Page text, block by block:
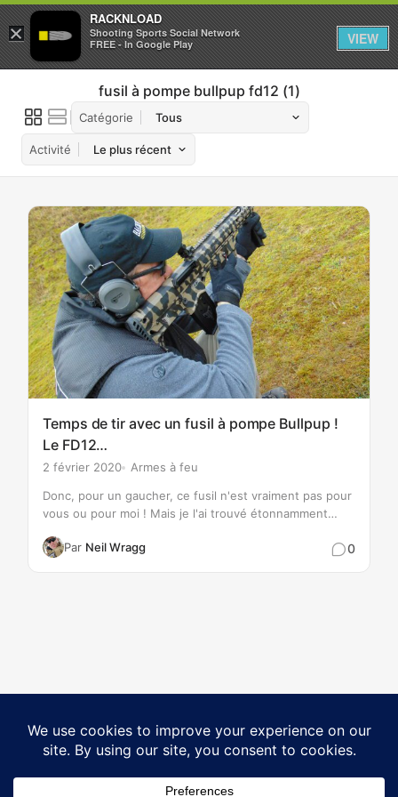
Se connecter S'inscrire
fusil à pompe bullpup fd12 1
Catégorie
Activité
Temps de tir avec un fusil à pompe Bullpup !
Le FD12…
2 février 2020 Armes à feu
Par Neil Wragg
Donc, pour un gaucher, ce fusil n'est vraiment pas pour
vous ou pour moi ! Mais je l'ai trouvé étonnamment
raison de l'action qui est…
0
×
RACKNLOAD
Shooting Sports Social Network
FREE - In Google Play
VIEW